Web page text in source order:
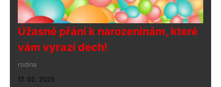
Úžasné přání k narozeninám, které
vám vyrazí dech!
rodina
17. 02. 2025